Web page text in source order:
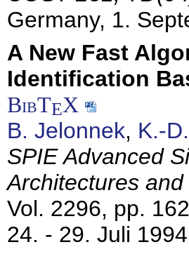
Germany, 1.
A New Fast
Identification
BibTEX
B. Jelonnek, K.-
SPIE Advanced
Architectures
Vol. 2296, pp.
24. - 29. Juli 1994